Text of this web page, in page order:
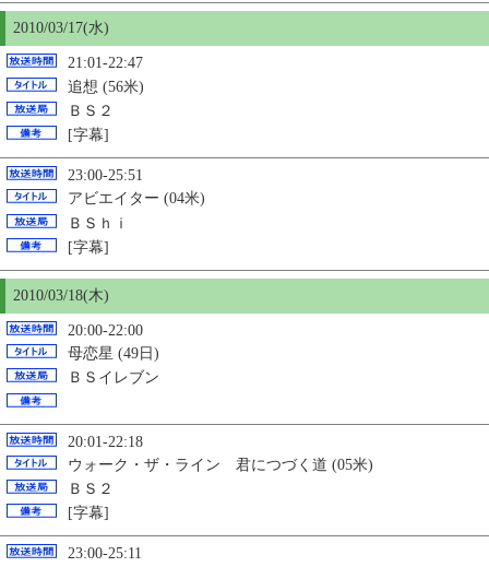
2010/03/17(水)
21:01-22:47
追想 (56米)
ＢＳ２
[字幕]
23:00-25:51
アビエイター (04米)
ＢＳｈｉ
[字幕]
2010/03/18(木)
20:00-22:00
母恋星 (49日)
ＢＳイレブン
20:01-22:18
ウォーク・ザ・ライン 君につづく道 (05米)
ＢＳ２
[字幕]
23:00-25:11